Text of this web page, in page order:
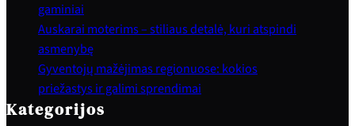
gaminiai
Auskarai moterims – stiliaus detalė, kuri atspindi
asmenybę
Gyventojų mažėjimas regionuose: kokios
priežastys ir galimi sprendimai
Kategorijos